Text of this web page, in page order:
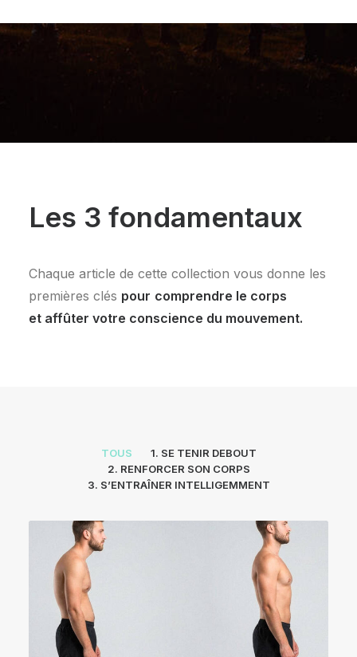
Les 3 fondamentaux
Chaque article de cette collection vous donne les
premières clés pour comprendre le corps
et affûter votre conscience du mouvement.
TOUS
1. SE TENIR DEBOUT
2. RENFORCER SON CORPS
3. S’ENTRAÎNER INTELLIGEMMENT